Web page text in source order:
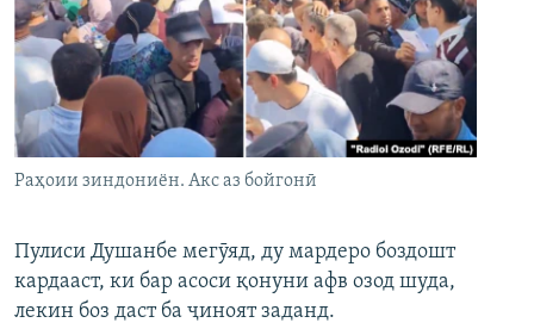
Раҳоии зиндониён. Акс аз бойгонӣ
Пулиси Душанбе мегӯяд, ду мардеро боздошт
кардааст, ки бар асоси қонуни афв озод шуда,
лекин боз даст ба ҷиноят заданд.